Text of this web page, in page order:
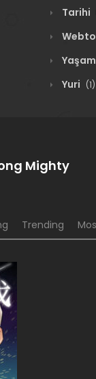
Tarihi
Yuri (1)
Mighty
Trending